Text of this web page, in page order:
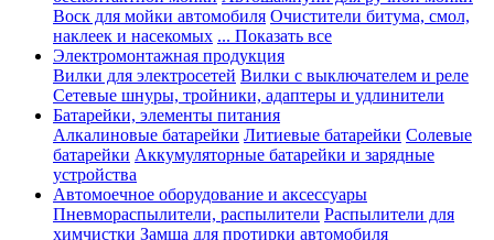
Воск для мойки автомобиля Очистители битума, смол,
наклеек и насекомых ... Показать все
Электромонтажная продукция
Вилки для электросетей Вилки с выключателем и реле
Сетевые шнуры, тройники, адаптеры и удлинители
Батарейки, элементы питания
Алкалиновые батарейки Литиевые батарейки Солевые
батарейки Аккумуляторные батарейки и зарядные
устройства
Автомоечное оборудование и аксессуары
Пневмораспылители, распылители Распылители для
химчистки Замша для протирки автомобиля